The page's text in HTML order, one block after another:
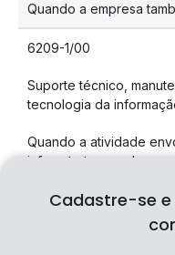
Quando a empresa
6209-1/00
Suporte técnico,
tecnologia da
Quando a atividade
infraestrutura, redes ou
Cadastre-se